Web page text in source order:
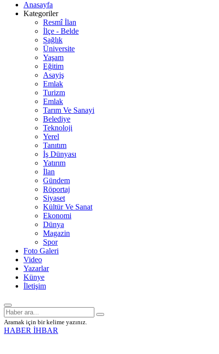
Anasayfa
Kategoriler
Resmî İlan
İlçe - Belde
Sağlık
Üniversite
Yaşam
Eğitim
Asayiş
Emlak
Turizm
Emlak
Tarım Ve Sanayi
Belediye
Teknoloji
Yerel
Tanıtım
İş Dünyası
Yatırım
İlan
Gündem
Röportaj
Siyaset
Kültür Ve Sanat
Ekonomi
Dünya
Magazin
Spor
Foto Galeri
Video
Yazarlar
Künye
İletişim
Aramak için bir kelime yazınız.
HABER İHBAR